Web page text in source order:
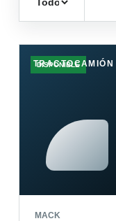
DISPONIBLE
TRACTOCAMIÓN
MACK